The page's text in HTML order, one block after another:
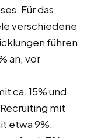
Für das
verschiedene
führen
an, vor
ca. 15% und
mit
etwa 9%,